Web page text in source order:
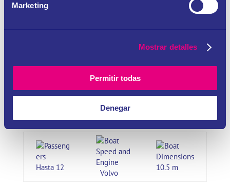
Marketing
Mostrar detalles
Permitir todas
Denegar
Desde 490 €
Hasta 12
Volvo
10.5 m